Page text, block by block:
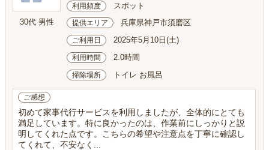
30代 男性
利用頻度 スポット
提供エリア 兵庫県神戸市須磨区
ご利用日 2025年5月10日(土)
利用時間 2.0時間
掃除場所 トイレ お風呂
ご感想
初めて家事代行サービスを利用しましたが、全体的にとても
満足しています。特に良かったのは、作業前にしっかりと説
明してくれた点です。こちらの希望や注意点を丁寧に確認し
てくれて、不安なく...